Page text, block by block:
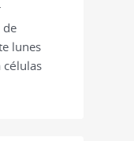
de
lunes
células